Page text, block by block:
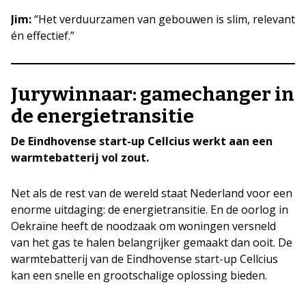
Jim:“Het verduurzamen van gebouwen is slim, relevant
én effectief.”
Jurywinnaar: gamechanger in
de energietransitie
De Eindhovense start-up Cellcius werkt aan een
warmtebatterij vol zout.
Net als de rest van de wereld staat Nederland voor een
enorme uitdaging: de energietransitie. En de oorlog in
Oekraïne heeft de noodzaak om woningen versneld
van het gas te halen belangrijker gemaakt dan ooit. De
warmtebatterij van de Eindhovense start-up Cellcius
kan een snelle en grootschalige oplossing bieden.